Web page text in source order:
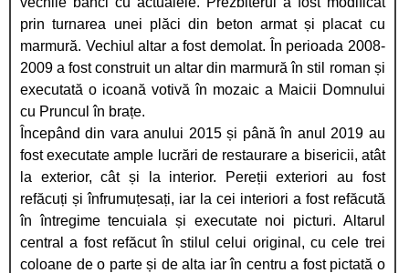
prin turnarea unei plăci din beton armat și placat cu
marmură. Vechiul altar a fost demolat. În perioada 2008-
2009 a fost construit un altar din marmură în stil roman și
executată o icoană votivă în mozaic a Maicii Domnului
cu Pruncul în brațe.
Începând din vara anului 2015 și până în anul 2019 au
fost executate ample lucrări de restaurare a bisericii, atât
la exterior, cât și la interior. Pereții exteriori au fost
refăcuți și înfrumuțesați, iar la cei interiori a fost refăcută
în întregime tencuiala și executate noi picturi. Altarul
central a fost refăcut în stilul celui original, cu cele trei
coloane de o parte și de alta iar în centru a fost pictată o